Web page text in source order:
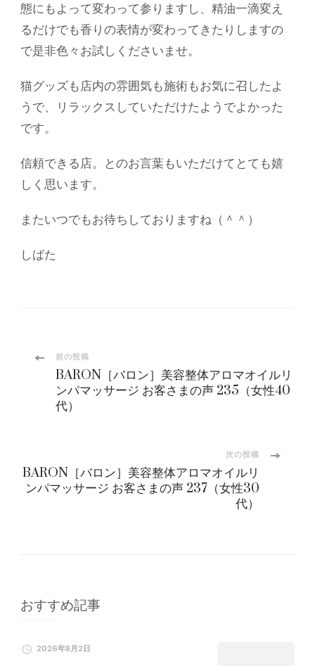
態にもよって変わって参りますし、精油一滴変え
るだけでも香りの表情が変わってきたりしますの
で是非色々お試しくださいませ。
猫グッズも店内の雰囲気も施術もお気に召したよ
うで、リラックスしていただけたようでよかった
です。
信頼できる店。とのお言葉もいただけてとても嬉
しく思います。
またいつでもお待ちしておりますね（＾＾）
しばた
投
ビ
ゲ
ョ
前の投稿
BARON［バロン］美容整体アロマオイルリ
ンパマッサージ お客さまの声 235（女性40
代）
次の投稿
BARON［バロン］美容整体アロマオイルリ
ンパマッサージ お客さまの声 237（女性30
代）
おすすめ記事
2026年8月2日